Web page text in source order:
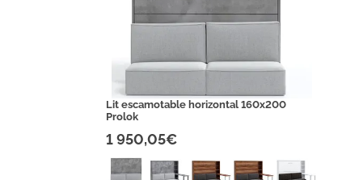
Lit escamotable horizontal 160x200
Prolok
1 950,05€